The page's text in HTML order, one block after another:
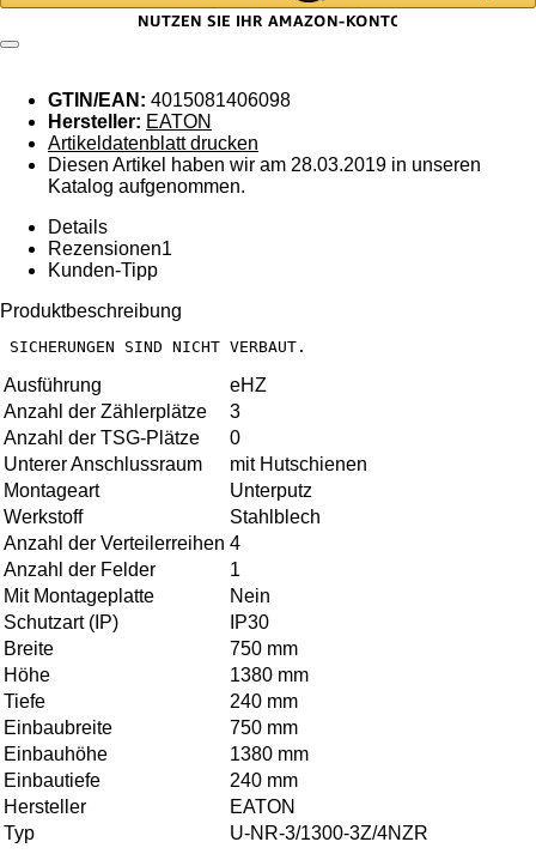
GTIN/EAN: 4015081406098
Hersteller: EATON
Artikeldatenblatt drucken
Diesen Artikel haben wir am 28.03.2019 in unseren
Katalog aufgenommen.
Details
Rezensionen1
Kunden-Tipp
Produktbeschreibung
Ausführung
eHZ
Anzahl der Zählerplätze
3
Anzahl der TSG-Plätze
0
Unterer Anschlussraum
mit Hutschienen
Montageart
Unterputz
Werkstoff
Stahlblech
Anzahl der Verteilerreihen 4
Anzahl der Felder
1
Mit Montageplatte
Nein
Schutzart (IP)
IP30
Breite
750 mm
Höhe
1380 mm
Tiefe
240 mm
Einbaubreite
750 mm
Einbauhöhe
1380 mm
Einbautiefe
240 mm
Hersteller
EATON
Typ
U-NR-3/1300-3Z/4NZR